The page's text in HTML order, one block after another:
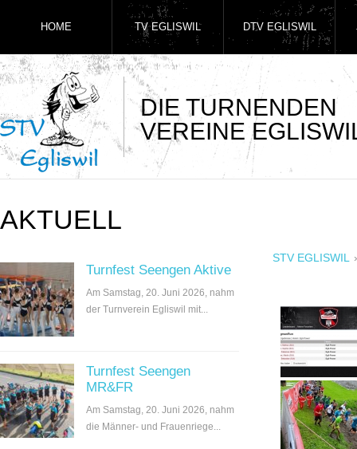
DIE TURNENDEN
VEREINE
HOME TV EGLISWIL DTV EGLISWIL
AKTUELL
Turnfest Seengen Aktive
Am Samstag, 20. Juni 2026, nahm
der Turnverein Egliswil mit...
Turnfest Seengen
MR&FR
Am Samstag, 20. Juni 2026, nahm
die Männer- und Frauenriege...
STV EGLISWIL